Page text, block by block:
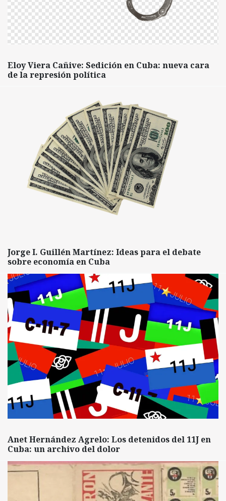
Eloy Viera Cañive: Sedición en Cuba: nueva cara
de la represión política
Jorge I. Guillén Martínez: Ideas para el debate
sobre economía en Cuba
Anet Hernández Agrelo: Los detenidos del 11J en
Cuba: un archivo del dolor